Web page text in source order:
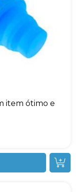
item ótimo e